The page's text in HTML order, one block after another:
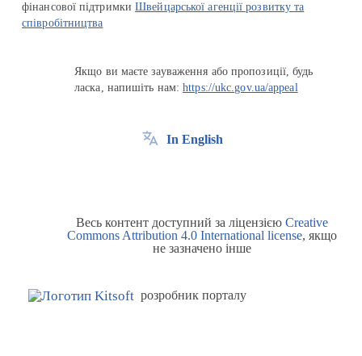
фінансової підтримкиШвейцарської агенції розвитку та
співробітництва
Якщо ви маєте зауваження або пропозиції, будь
ласка, напишіть нам:https://ukc.gov.ua/appeal
In English
Весь контент доступний за ліцензією Creative
Commons Attribution 4.0 International license, якщо
не зазначено інше
розробник порталу